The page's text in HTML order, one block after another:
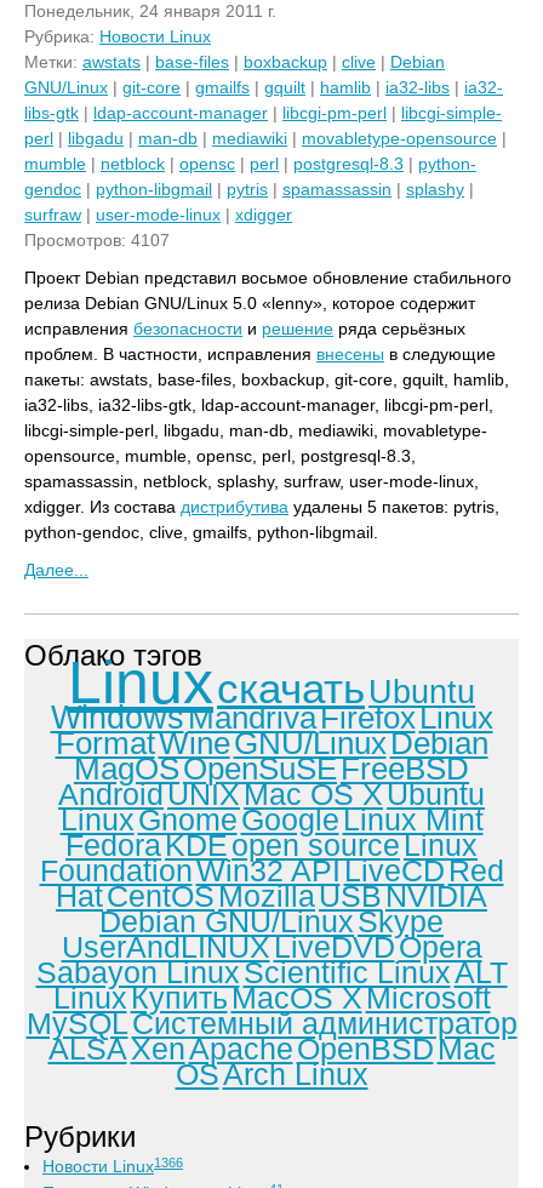
Понедельник, 24 января 2011 г.
Рубрика: Новости Linux
Метки: awstats | base-files | boxbackup | clive | Debian
GNU/Linux | git-core | gmailfs | gquilt | hamlib | ia32-libs | ia32-
libs-gtk | ldap-account-manager | libcgi-pm-perl | libcgi-simple-
perl | libgadu | man-db | mediawiki | movabletype-opensource |
mumble | netblock | opensc | perl | postgresql-8.3 | python-
gendoc | python-libgmail | pytris | spamassassin | splashy |
surfraw | user-mode-linux | xdigger
Просмотров: 4107
Проект Debian представил восьмое обновление стабильного
релиза Debian GNU/Linux 5.0 «lenny», которое содержит
исправления безопасности и решение ряда серьёзных
проблем. В частности, исправления внесены в следующие
пакеты: awstats, base-files, boxbackup, git-core, gquilt, hamlib,
ia32-libs, ia32-libs-gtk, ldap-account-manager, libcgi-pm-perl,
libcgi-simple-perl, libgadu, man-db, mediawiki, movabletype-
opensource, mumble, opensc, perl, postgresql-8.3,
spamassassin, netblock, splashy, surfraw, user-mode-linux,
xdigger. Из состава дистрибутива удалены 5 пакетов: pytris,
python-gendoc, clive, gmailfs, python-libgmail.
Далее...
Облако тэгов
Linuxскачать Ubuntu
WindowsMandrivaFirefoxLinux
FormatWineGNU/LinuxDebian
MagOSOpenSuSEFreeBSD
AndroidUNIXMac OS XUbuntu
LinuxGnomeGoogleLinux Mint
FedoraKDEopen sourceLinux
FoundationWin32 APILiveCDRed
HatCentOSMozillaUSBNVIDIA
Debian GNU/LinuxSkype
UserAndLINUXLiveDVDOpera
Sabayon LinuxScientific LinuxALT
LinuxКупитьMacOS XMicrosoft
MySQLСистемный администратор
ALSAXenApacheOpenBSDMac
OSArch Linux
Рубрики
Новости Linux1366